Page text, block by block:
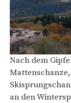
Nach dem
an den